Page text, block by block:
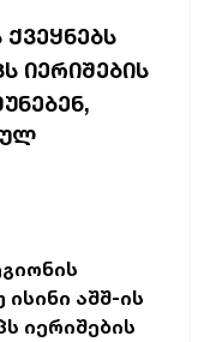
ᲘᲔᲠᲘᲨᲔᲑᲘᲡ
აშშ-ის
იერიშების